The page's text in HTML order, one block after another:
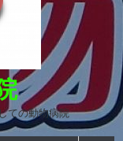
ての動物病院